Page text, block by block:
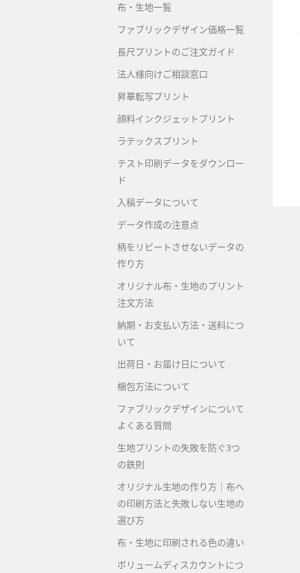
布・生地一覧
ファブリックデザイン価格一覧
長尺プリントのご注文ガイド
法人様向けご相談窓口
昇華転写プリント
顔料インクジェットプリント
ラテックスプリント
テスト印刷データをダウンロー
ド
入稿データについて
データ作成の注意点
柄をリピートさせないデータの
作り方
オリジナル布・生地のプリント
注文方法
納期・お支払い方法・送料につ
いて
出荷日・お届け日について
梱包方法について
ファブリックデザインについて
よくある質問
生地プリントの失敗を防ぐ3つ
の鉄則
オリジナル生地の作り方｜布へ
の印刷方法と失敗しない生地の
選び方
布・生地に印刷される色の違い
ボリュームディスカウントにつ